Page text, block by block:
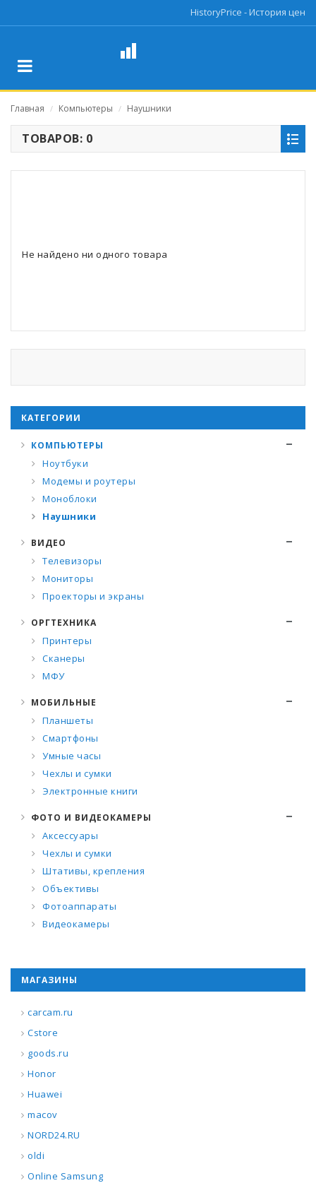
HistoryPrice - История цен
Главная / Компьютеры / Наушники
ТОВАРОВ: 0
Не найдено ни одного товара
КАТЕГОРИИ
КОМПЬЮТЕРЫ
Ноутбуки
Модемы и роутеры
Моноблоки
Наушники
ВИДЕО
Телевизоры
Мониторы
Проекторы и экраны
ОРГТЕХНИКА
Принтеры
Сканеры
МФУ
МОБИЛЬНЫЕ
Планшеты
Смартфоны
Умные часы
Чехлы и сумки
Электронные книги
ФОТО И ВИДЕОКАМЕРЫ
Аксессуары
Чехлы и сумки
Штативы, крепления
Объективы
Фотоаппараты
Видеокамеры
МАГАЗИНЫ
carcam.ru
Cstore
goods.ru
Honor
Huawei
macov
NORD24.RU
oldi
Online Samsung